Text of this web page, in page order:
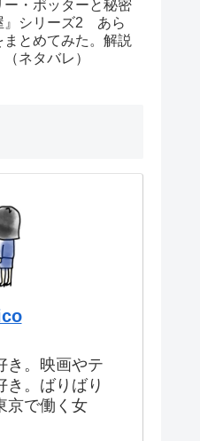
ー・ポッターと秘密
』シリーズ2 あら
まとめてみた。解説
ネタバレ）
き。映画やテ
き。ばりばり
京で働く女